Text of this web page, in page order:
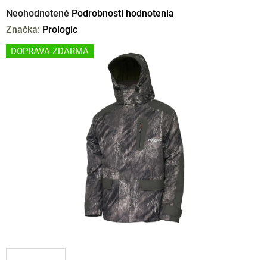
Priemerné
hodnotenie
produktu
je
Neohodnotené Podrobnosti hodnotenia
Značka: Prologic
DOPRAVA ZDARMA